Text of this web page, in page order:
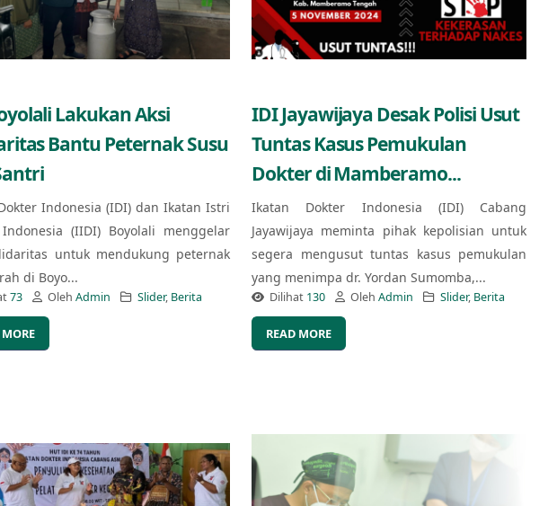
Lakukan Aksi
Bantu Peternak Susu
Indonesia (IDI) dan Ikatan Istri
(IIDI) Boyolali menggelar
untuk mendukung peternak
di Boyo...
73 Oleh Admin Slider, Berita
IDI Jayawijaya Desak Polisi Usut
Tuntas Kasus Pemukulan
Dokter di Mamberamo...
Ikatan Dokter Indonesia (IDI) Cabang
Jayawijaya meminta pihak kepolisian untuk
segera mengusut tuntas kasus pemukulan
yang menimpa dr. Yordan Sumomba,...
Dilihat 130 Oleh Admin Slider, Berita
READ MORE